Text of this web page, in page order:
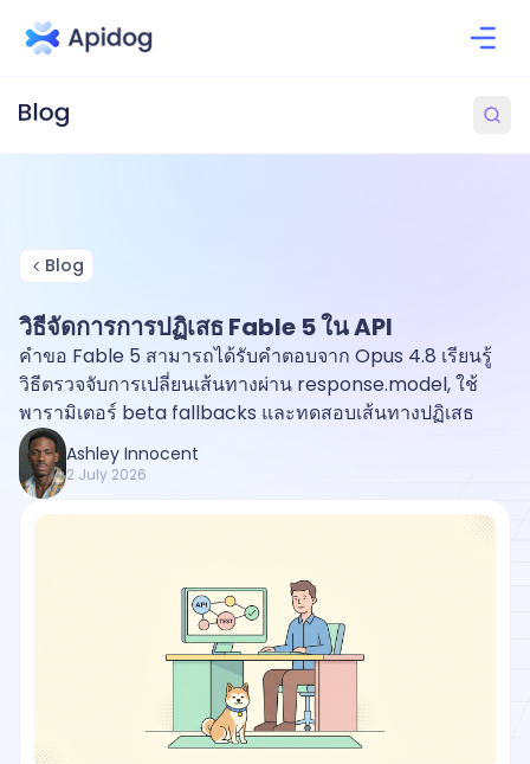
Blog
วิธีจัดการการปฏิเสธ Fable 5 ใน API
คำขอ Fable 5 สามารถได้รับคำตอบจาก Opus 4.8 เรียนรู้
วิธีตรวจจับการเปลี่ยนเส้นทางผ่าน response.model, ใช้
พารามิเตอร์ beta fallbacks และทดสอบเส้นทางปฏิเสธ
Ashley Innocent
2 July 2026